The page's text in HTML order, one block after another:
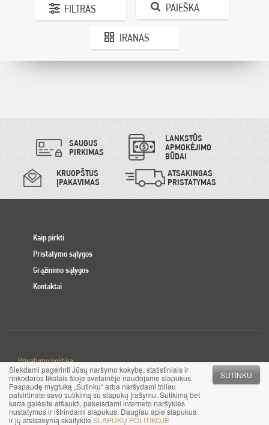
Siekdami pagerinti Jūsų naršymo kokybę, statistiniais ir
rinkodaros tikslais šioje svetainėje naudojame slapukus.
Paspaudę mygtuką „Sutinku“ arba naršydami toliau
patvirtinate savo sutikimą su slapukų įrašymu. Sutikimą bet
kada galėsite atšaukti, pakeisdami interneto naršyklės
nustatymus ir ištrindami slapukus. Daugiau apie slapukus
ir jų atsisakymą skaitykite SLAPUKŲ POLITIKOJE
SUTINKU
FILTRAS PAIEŠKA
IRANAS
SAUGUS
PIRKIMAS
LANKSTŪS
APMOKĖJIMO
BŪDAI
KRUOPŠTUS
ĮPAKAVIMAS
ATSAKINGAS
PRISTATYMAS
Kaip pirkti
Pristatymo sąlygos
Grąžinimo sąlygos
Kontaktai
Privatumo politika
Slapuku politika
© 2017 MB Pinigai.lt. Visos teisės saugomos